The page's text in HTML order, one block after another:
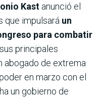
Kast anunció el
que impulsará un
para combatir
principales
abogado de extrema
en marzo con el
un gobierno de